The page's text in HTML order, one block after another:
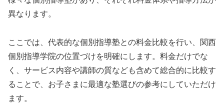
異なります。
ここでは、代表的な個別指導塾との料金比較を行い、関西
個別指導学院の位置づけを明確にします。料金だけでな
く、サービス内容や講師の質なども含めて総合的に比較す
ることで、お子さまに最適な塾選びの参考にしていただけ
ます。